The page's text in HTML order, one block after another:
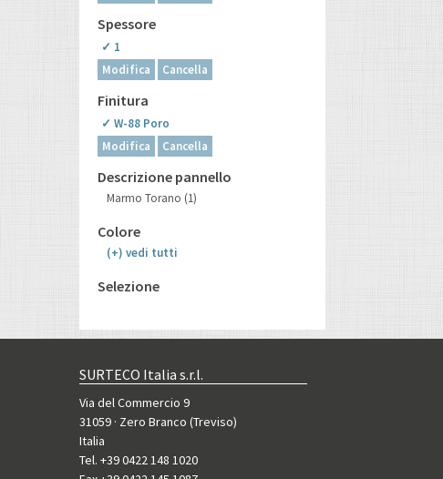
Spessore
✓ 1
Modifica
Cancella
Finitura
✓ W-88 Poro
Modifica
Cancella
Descrizione pannello
Marmo Torano (1)
Colore
(+) vedi tutti
Selezione
SURTECO Italia s.r.l.
Via del Commercio 9
31059 · Zero Branco (Treviso)
Italia
Tel. +39 0422 148 1020